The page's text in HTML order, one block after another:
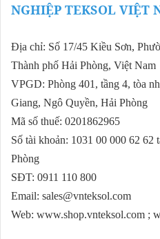
NGHIỆP TEKSOL VIỆT
Địa chỉ: Số 17/45 Kiều Sơn,
Thành phố Hải Phòng, Việt Nam
VPGD: Phòng 401, tầng 4, tòa
Giang, Ngô Quyền, Hải Phòng
Mã số thuế: 0201862965
Số tài khoản: 1031 00 000 62 62
Phòng
SĐT: 0911 110 800
Email: sales@vnteksol.com
Web: www.shop.vnteksol.com ;